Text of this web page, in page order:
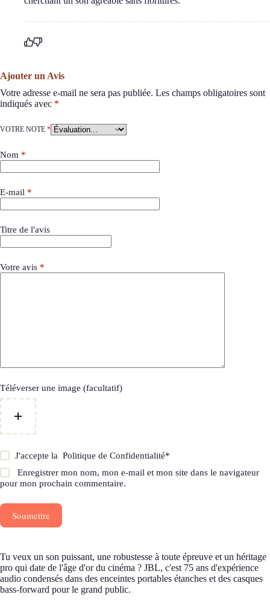
Ajouter un Avis
Votre adresse e-mail ne sera pas publiée. Les champs obligatoires sont
indiqués avec *
VOTRE NOTE *
Nom *
E-mail *
Titre de l'avis
Votre avis *
Téléverser une image (facultatif)
J'accepte laPolitique de Confidentialité*
Enregistrer mon nom, mon e-mail et mon site dans le navigateur
pour mon prochain commentaire.
Soumettre
Tu veux un son puissant, une robustesse à toute épreuve et un héritage
pro qui date de l'âge d'or du cinéma ? JBL, c'est 75 ans d'expérience
audio condensés dans des enceintes portables étanches et des casques
bass-forward pour le grand public.